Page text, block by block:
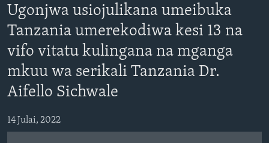
katika
tafuta
RWANDA
UGANDA
BURUNDI
AFRIKA
MAREKANI
DUNIA
ZULIA JEKUNDU
VOA EXPRESS 1330 UTC
JIONI 1630 UTC
KWA UNDANI 1800 UTC
MAHOJIANO MAALUM: HABARI POTOFU
TUFUATE
Lugha
Ugonjwa usiojulikana umeibuka
Tanzania umerekodiwa kesi 13 na
vifo vitatu kulingana na mganga
mkuu wa serikali Tanzania Dr.
Aifello Sichwale
14 Julai, 2022